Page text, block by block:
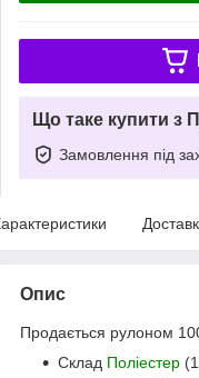
Що таке купити з
Замовлення під
Опис
Продається рулоном
Склад Поліестер